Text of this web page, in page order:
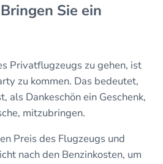
Sie ein
Privatflugzeugs zu gehen, ist
zu kommen. Das bedeutet,
als Dankeschön ein Geschenk,
mitzubringen.
Preis des Flugzeugs und
nach den Benzinkosten, um